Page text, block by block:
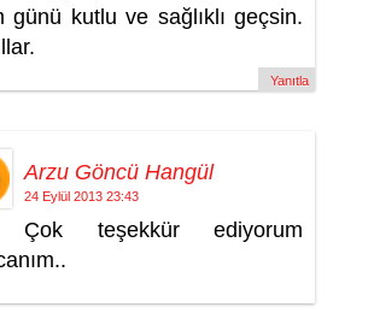
günü kutlu ve sağlıklı geçsin.
Yanıtla
Arzu Göncü Hangül
24 Eylül 2013 23:43
Çok teşekkür ediyorum